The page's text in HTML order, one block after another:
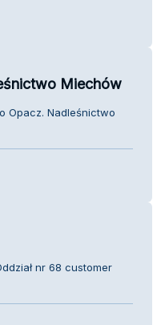
Miechów
Opacz. Nadleśnictwo
nr 68 customer